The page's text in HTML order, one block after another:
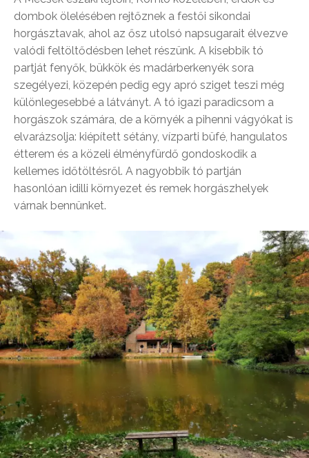
dombok ölelésében rejtőznek a festői sikondai
horgásztavak, ahol az ősz utolsó napsugarait élvezve
valódi feltöltődésben lehet részünk. A kisebbik tó
partját fenyők, bükkök és madárberkenyék sora
szegélyezi, közepén pedig egy apró sziget teszi még
különlegesebbé a látványt. A tó igazi paradicsom a
horgászok számára, de a környék a pihenni vágyókat is
elvarázsolja: kiépített sétány, vízparti büfé, hangulatos
étterem és a közeli élményfürdő gondoskodik a
kellemes időtöltésről. A nagyobbik tó partján
hasonlóan idilli környezet és remek horgászhelyek
várnak bennünket.